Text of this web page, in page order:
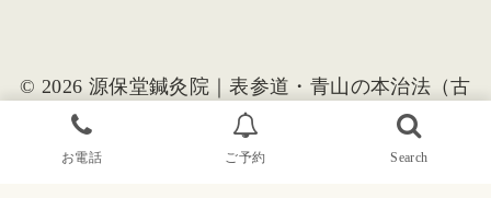
© 2026 源保堂鍼灸院｜表参道・青山の本治法（古
典鍼灸）と漢方相談｜併設：薬戸金堂
お電話 ご予約 Search